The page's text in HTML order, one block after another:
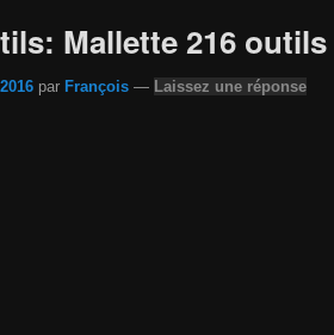
Mallette 216
par François — Laissez une réponse